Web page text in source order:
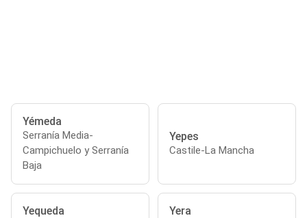
Yémeda
Serranía Media-
Campichuelo y Serranía
Baja
Yepes
Castile-La Mancha
Yequeda Yera